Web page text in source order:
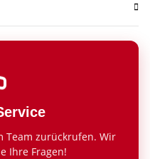
Team zurückrufen. Wir
Ihre Fragen!